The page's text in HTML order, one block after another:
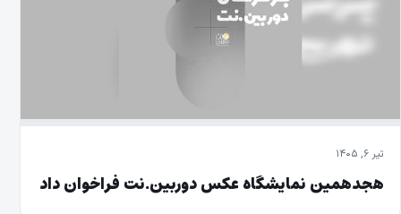
تیر ۶, ۱۴۰۵
هجدهمین نمایشگاه عکس دوربین.نت فراخوان داد